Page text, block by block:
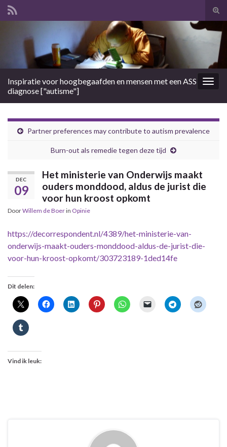
Search for:
Inspiratie voor hoogbegaafden en mensen met een ASS
diagnose ["autisme"]
Partner preferences may contribute to autism prevalence
Burn-out als remedie tegen deze tijd
DEC
09
Het ministerie van Onderwijs maakt
ouders monddood, aldus de jurist die
voor hun kroost opkomt
DoorWillem de Boerin Opinie
https://decorrespondent.nl/4389/het-ministerie-van-
onderwijs-maakt-ouders-monddood-aldus-de-jurist-die-
voor-hun-kroost-opkomt/303723189-1ded14fe
Dit delen:
Vind ik leuk: